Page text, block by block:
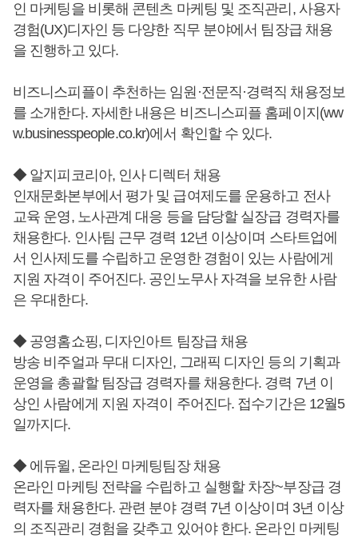
인 마케팅을 비롯해 콘텐츠 마케팅 및 조직관리, 사용자
경험(UX)디자인 등 다양한 직무 분야에서 팀장급 채용
을 진행하고 있다.
비즈니스피플이 추천하는 임원·전문직·경력직 채용정보
를 소개한다. 자세한 내용은 비즈니스피플 홈페이지(ww
w.businesspeople.co.kr)에서 확인할 수 있다.
◆ 알지피코리아, 인사 디렉터 채용
인재문화본부에서 평가 및 급여제도를 운용하고 전사
교육 운영, 노사관계 대응 등을 담당할 실장급 경력자를
채용한다. 인사팀 근무 경력 12년 이상이며 스타트업에
서 인사제도를 수립하고 운영한 경험이 있는 사람에게
지원 자격이 주어진다. 공인노무사 자격을 보유한 사람
은 우대한다.
◆ 공영홈쇼핑, 디자인아트 팀장급 채용
방송 비주얼과 무대 디자인, 그래픽 디자인 등의 기획과
운영을 총괄할 팀장급 경력자를 채용한다. 경력 7년 이
상인 사람에게 지원 자격이 주어진다. 접수기간은 12월5
일까지다.
◆ 에듀윌, 온라인 마케팅팀장 채용
온라인 마케팅 전략을 수립하고 실행할 차장~부장급 경
력자를 채용한다. 관련 분야 경력 7년 이상이며 3년 이상
의 조직관리 경험을 갖추고 있어야 한다. 온라인 마케팅